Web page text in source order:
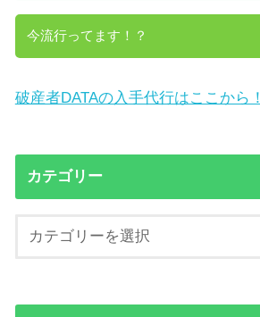
今流行ってます！？
破産者DATAの入手代行はここから！
カテゴリー